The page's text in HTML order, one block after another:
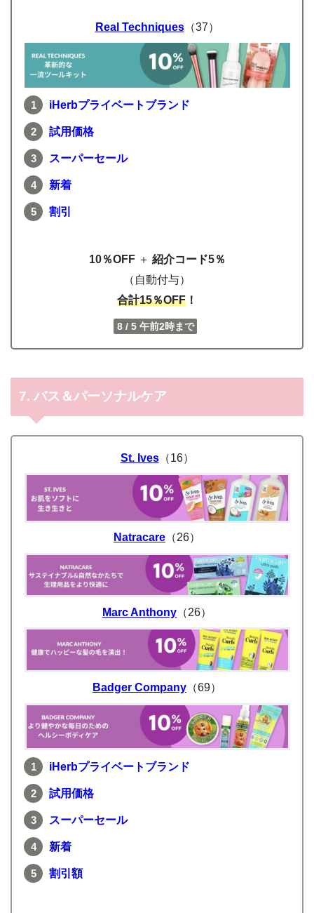
Real Techniques（37）
iHerbプライベートブランド
試用価格
スーパーセール
新着
割引
10％OFF＋ 紹介コード5％
（自動付与）
合計15％OFF ！
8 / 5 午前2時まで
7. バス＆パーソナルケア
St. Ives（16）
Natracare （26）
Marc Anthony （26）
Badger Company （69）
iHerbプライベートブランド
試用価格
スーパーセール
新着
割引額